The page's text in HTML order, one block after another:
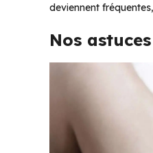
deviennent
Nos